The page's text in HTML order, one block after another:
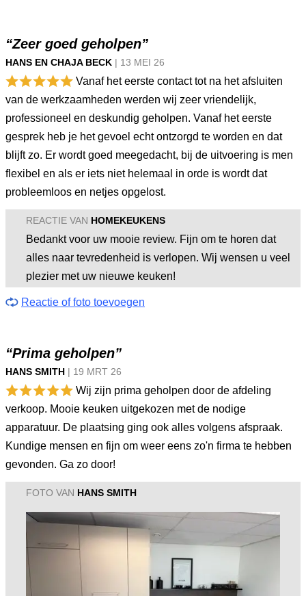
“Zeer goed geholpen”
HANS EN CHAJA BECK | 13 MEI 26
Vanaf het eerste contact tot na het afsluiten
van de werkzaamheden werden wij zeer vriendelijk,
professioneel en deskundig geholpen. Vanaf het eerste
gesprek heb je het gevoel echt ontzorgd te worden en dat
blijft zo. Er wordt goed meegedacht, bij de uitvoering is men
flexibel en als er iets niet helemaal in orde is wordt dat
probleemloos en netjes opgelost.
REACTIE VAN HOMEKEUKENS
Bedankt voor uw mooie review. Fijn om te horen dat
alles naar tevredenheid is verlopen. Wij wensen u veel
plezier met uw nieuwe keuken!
Reactie of foto toevoegen
“Prima geholpen”
HANS SMITH | 19 MRT 26
Wij zijn prima geholpen door de afdeling
verkoop. Mooie keuken uitgekozen met de nodige
apparatuur. De plaatsing ging ook alles volgens afspraak.
Kundige mensen en fijn om weer eens zo'n firma te hebben
gevonden. Ga zo door!
FOTO VAN HANS SMITH